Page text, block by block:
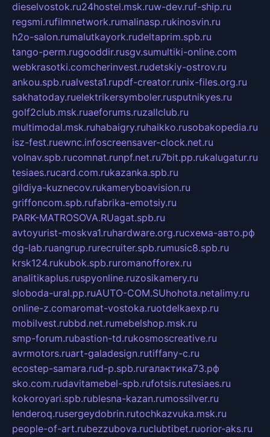
dieselvostok.ru24hostel.msk.ruw-dev.ruf-ship.ru
regsmi.rufilmnetwork.rumalinasp.rukinosvin.ru
h2o-salon.rumalutkayork.rudeltaprim.spb.ru
tango-perm.rugooddir.rusgv.sumultiki-online.com
webkrasotki.comcherinvest.rudetskiy-ostrov.ru
ankou.spb.rualvesta1.rupdf-creator.runix-files.org.ru
sakhatoday.ruelektrikersymboler.rusputnikyes.ru
golf2club.msk.ruaeforums.ruzallclub.ru
multimodal.msk.ruhabaigry.ruhaikko.rusobakopedia.ru
isz-fest.ruewnc.infoscreensaver-clock.net.ru
volnav.spb.rucomnat.runpf.net.ru7bit.pp.rukalugatur.ru
tesiaes.rucard.com.rukazanka.spb.ru
gildiya-kuznecov.rukameryboavision.ru
griffoncom.spb.rufabrika-emotsiy.ru
PARK-MATROSOVA.RUagat.spb.ru
avtoyurist-moskva1.ruhardware.org.ruсхема-авто.рф
dg-lab.ruangrup.rurecruiter.spb.rumusic8.spb.ru
krsk124.rukubok.spb.ruromanofforex.ru
analitikaplus.ruspyonline.ruzosikamery.ru
sloboda-ural.pp.ruAUTO-COM.SUhohota.netalimy.ru
online-z.comaromat-vostoka.ruotdelkaexp.ru
mobilvest.rubbd.net.rumebelshop.msk.ru
smp-forum.rubastion-td.rukosmoscreative.ru
avrmotors.ruart-galadesign.rutiffany-c.ru
ecostep-samara.rud-p.spb.ruгалактика73.рф
sko.com.rudavitamebel-spb.rufotsis.rutesiaes.ru
kokoroyari.spb.rublesna-kazan.rumossilver.ru
lenderoq.rusergeydobrin.rutochkazvuka.msk.ru
people-of-art.rubezzubova.ruclubtibet.ruorior-aks.ru